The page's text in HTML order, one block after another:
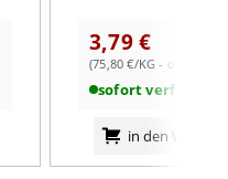
3,79 €
(75,80 €/KG - ohne
sofort verfügbar
in den